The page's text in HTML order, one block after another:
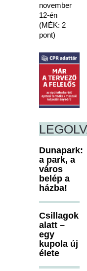
november
12-én
(MÉK: 2
pont)
Dunapark:
a park, a
város
belép a
házba!
Csillagok
alatt –
egy
kupola új
élete